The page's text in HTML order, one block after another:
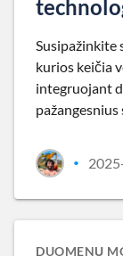
Susipažinkite
kurios keičia
integruojant
•
DUOMENŲ